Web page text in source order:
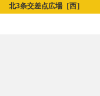
北3条交差点広場［西］